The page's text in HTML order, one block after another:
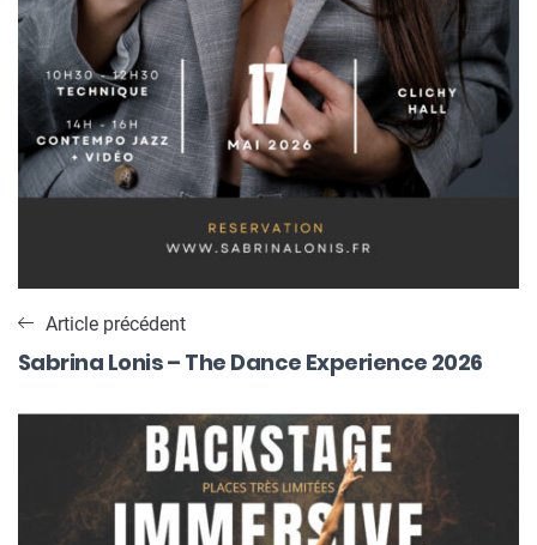
Article précédent
Sabrina Lonis – The Dance Experience 2026